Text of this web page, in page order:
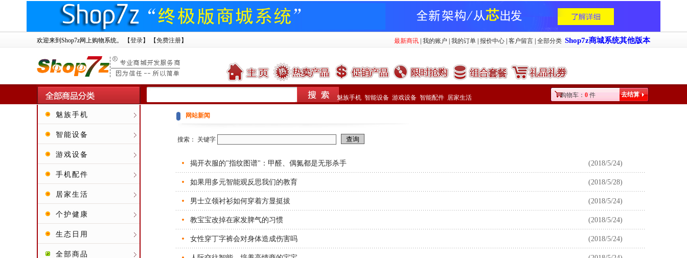
欢迎来到Shop7z网上购物系统。 【登录】 【免费注册】 最新商讯 我的账户 我的订单 报价中心 客户留言 全部分类 Shop7z商城系统其他版本
魅族手机 智能设备 游戏设备 智能配件 居家生活 去结算
购物车： 0 件
魅族手机
智能设备
游戏设备
手机配件
居家生活
个护健康
生态日用
全部商品
网站新闻
搜索： 关键字
揭开衣服的"指纹图谱"：甲醛、偶氮都是无形杀手 (2018/5/24)
如果用多元智能观反思我们的教育 (2018/5/28)
男士立领衬衫如何穿着方显挺拔 (2018/5/24)
教宝宝改掉在家发脾气的习惯 (2018/5/24)
女性穿丁字裤会对身体造成伤害吗 (2018/5/24)